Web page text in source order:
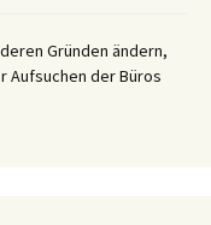
Gründen ändern,
Aufsuchen der Büros